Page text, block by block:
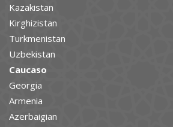
Kazakistan
Kirghizistan
Turkmenistan
Uzbekistan
Caucaso
Georgia
Armenia
Azerbaigian